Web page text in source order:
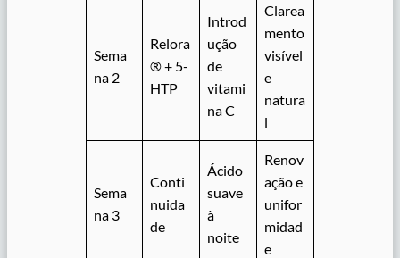
Sema
na 2
Relora
® + 5-
HTP
Introd
ução
de
vitami
na C
Clarea
mento
visível
e
natura
l
Sema
na 3
Conti
nuida
de
Ácido
suave
à
noite
Renov
ação e
unifor
midad
e